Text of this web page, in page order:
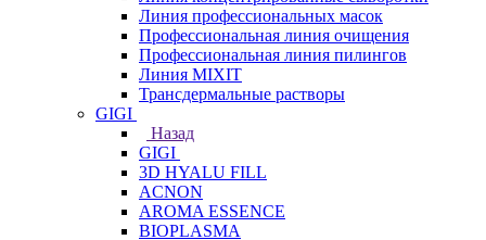
Линия профессиональных масок
Профессиональная линия очищения
Профессиональная линия пилингов
Линия MIXIT
Трансдермальные растворы
GIGI
Назад
GIGI
3D HYALU FILL
ACNON
AROMA ESSENCE
BIOPLASMA